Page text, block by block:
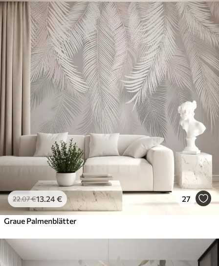
22.07€13 .24€ 27
Graue Palmenblätter